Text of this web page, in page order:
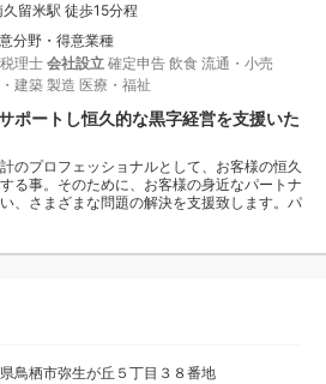
留米駅 徒歩15分程
分野・得意業種
理士 会社設立 確定申告 飲食 流通・小売
建築 製造 医療・福祉
ポートし恒久的な黒字経営を支援いた
のプロフェッショナルとして、お客様の恒久
る事。そのために、お客様の身近なパートナ
、さまざまな問題の解決を支援致します。パ
鳥栖市弥生が丘５丁目３８番地